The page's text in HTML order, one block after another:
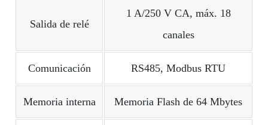
Salida de relé
1 A/250 V CA, máx. 18
canales
Comunicación RS485, Modbus RTU
Memoria interna Memoria Flash de 64 Mbytes